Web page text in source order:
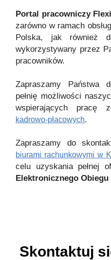
Portal pracowniczy
zarówno w ramach
Polska, jak również
wykorzystywany przez
pracowników.
Zapraszamy Państwa
pełnię możliwości
wspierających pracę
kadrowo-płacowych.
Zapraszamy do
biurami rachunkowymi w
celu uzyskania pełnej
Elektronicznego
Skontaktuj